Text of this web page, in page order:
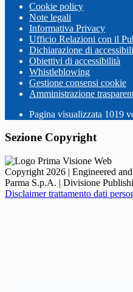
Cookie policy
Note legali
Informativa Privacy
Ufficio Relazioni con il
Dichiarazione di
Obiettivi di accessibilità
Whistleblowing
Gestione consensi cookie
Amministrazione
Pagina visualizzata 1019
Sezione Copyright
Copyright 2026 | Engineered
Parma S.p.A. | Divisione
Disclaimer trattamento dati